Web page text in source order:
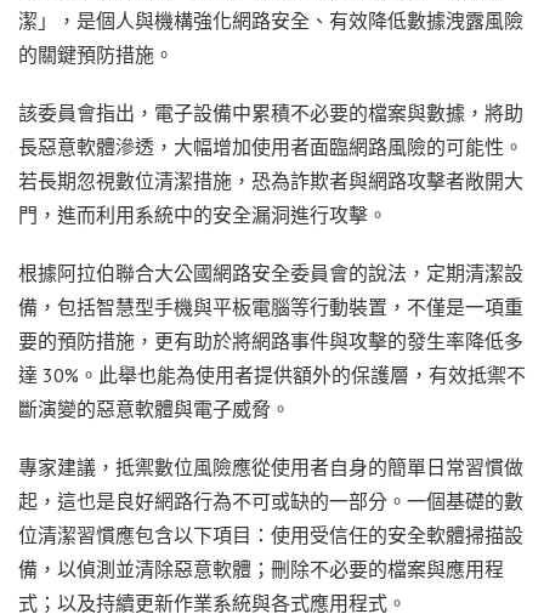
潔」，是個人與機構強化網路安全、有效降低數據洩露風險
的關鍵預防措施。
該委員會指出，電子設備中累積不必要的檔案與數據，將助
長惡意軟體滲透，大幅增加使用者面臨網路風險的可能性。
若長期忽視數位清潔措施，恐為詐欺者與網路攻擊者敞開大
門，進而利用系統中的安全漏洞進行攻擊。
根據阿拉伯聯合大公國網路安全委員會的說法，定期清潔設
備，包括智慧型手機與平板電腦等行動裝置，不僅是一項重
要的預防措施，更有助於將網路事件與攻擊的發生率降低多
達 30%。此舉也能為使用者提供額外的保護層，有效抵禦不
斷演變的惡意軟體與電子威脅。
專家建議，抵禦數位風險應從使用者自身的簡單日常習慣做
起，這也是良好網路行為不可或缺的一部分。一個基礎的數
位清潔習慣應包含以下項目：使用受信任的安全軟體掃描設
備，以偵測並清除惡意軟體；刪除不必要的檔案與應用程
式；以及持續更新作業系統與各式應用程式。